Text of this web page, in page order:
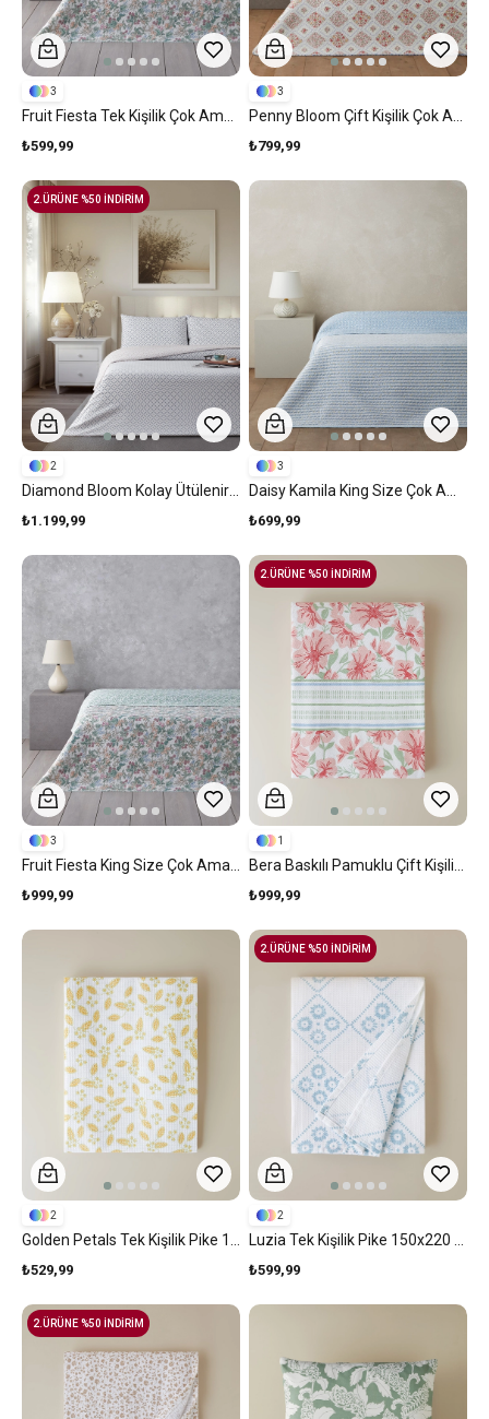
₺599,99
3
₺799,99
3
₺1.199,99
2
2.ÜRÜNE %50 İNDİRİM
₺699,99
3
₺999,99
3
₺999,99
1
2.ÜRÜNE %50 İNDİRİM
₺529,99
2
₺599,99
2
2.ÜRÜNE %50 İNDİRİM
2.ÜRÜNE %50 İNDİRİM